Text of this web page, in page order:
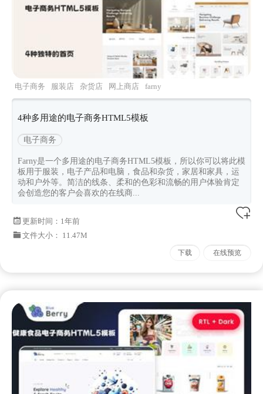
电子商务 服装店 杂货店 网上商店 farny
4种多用途的电子商务HTML5模板
电子商务
Farny是一个多用途的电子商务HTML5模板，所以你可以将此模
板用于服装，电子产品和电脑，食品和杂货，家居和家具，运
动和户外等。简洁的线条、柔和的色彩和流畅的用户体验肯定
会创造您的客户会喜欢的在线商...
更新时间： 1年前
文件大小： 11.47M
下载 在线预览